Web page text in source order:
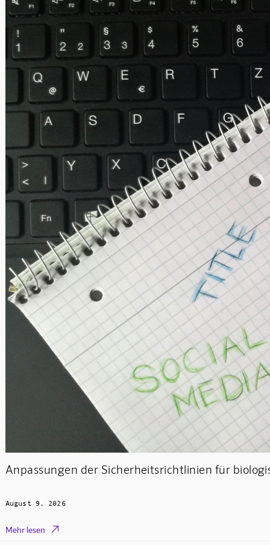
Anpassungen der Sicherheitsrichtlinien für
August 9, 2026
Mehr lesen 